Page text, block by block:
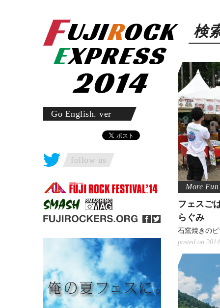
Go English. ver
follow us
検
フェスご
らぐみ
石窯焼きの
posted on